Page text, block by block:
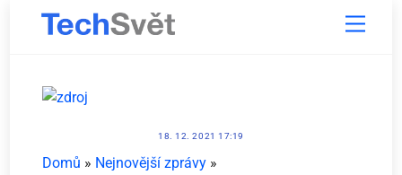
Menu
18. 12. 2021 17:19
Domů » Nejnovější zprávy »